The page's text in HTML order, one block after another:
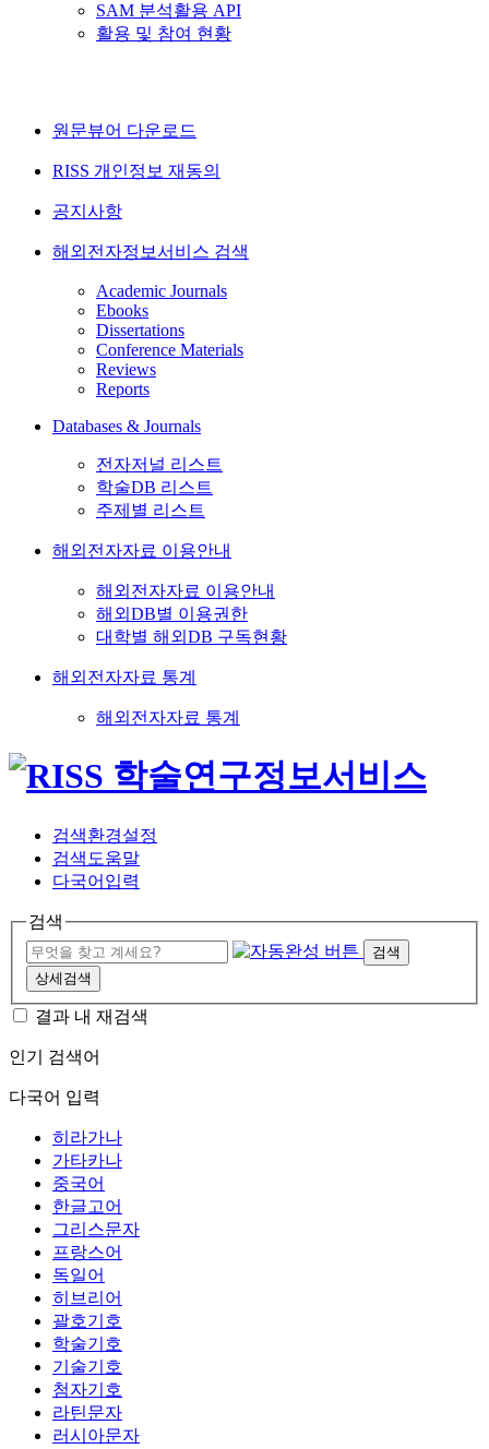
SAM 분석활용 API
활용 및 참여 현황
원문뷰어 다운로드
RISS 개인정보 재동의
공지사항
해외전자정보서비스 검색
Academic Journals
Ebooks
Dissertations
Conference Materials
Reviews
Reports
Databases & Journals
전자저널 리스트
학술DB 리스트
주제별 리스트
해외전자자료 이용안내
해외전자자료 이용안내
해외DB별 이용권한
대학별 해외DB 구독현황
해외전자자료 통계
해외전자자료 통계
검색환경설정
검색도움말
다국어입력
검색
검색
상세검색
결과 내 재검색
인기 검색어
다국어 입력
히라가나
가타카나
중국어
한글고어
그리스문자
프랑스어
독일어
히브리어
괄호기호
학술기호
기술기호
첨자기호
라틴문자
러시아문자